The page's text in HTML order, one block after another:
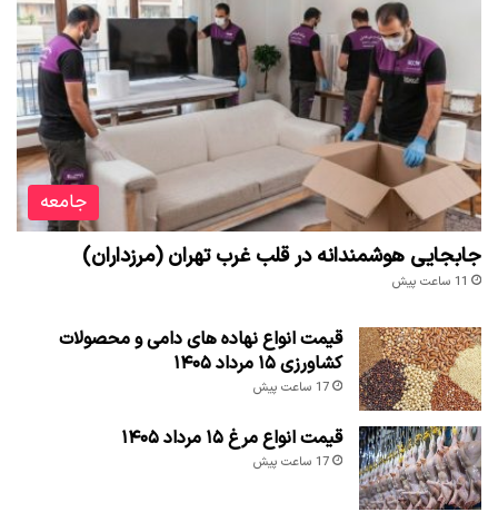
جامعه
جابجایی هوشمندانه در قلب غرب تهران (مرزداران)
11 ساعت پیش
قیمت انواع نهاده های دامی و محصولات
کشاورزی ۱۵ مرداد ۱۴۰۵
17 ساعت پیش
قیمت انواع مرغ ۱۵ مرداد ۱۴۰۵
17 ساعت پیش